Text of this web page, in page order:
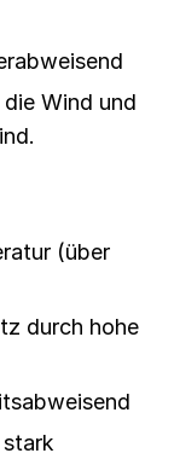
Wind und
(über
durch hohe